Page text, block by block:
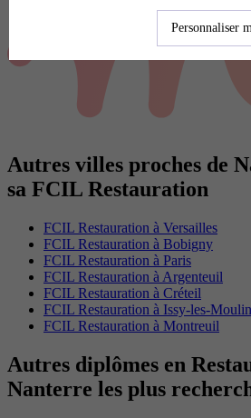
Autres villes proches de
sa FCIL Restauration
FCIL Restauration à Versailles
FCIL Restauration à Bobigny
FCIL Restauration à Paris
FCIL Restauration à Argenteuil
FCIL Restauration à Créteil
FCIL Restauration à Issy-les-
FCIL Restauration à Montreuil
Autres diplômes en
Nanterre les plus
Personnaliser